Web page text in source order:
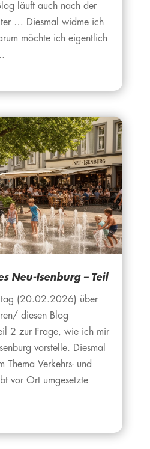
läuft auch nach der
… Diesmal widme ich
möchte ich eigentlich
Neu-Isenburg – Teil
(20.02.2026) über
diesen Blog
2 zur Frage, wie ich mir
vorstelle. Diesmal
Thema Verkehrs- und
vor Ort umgesetzte